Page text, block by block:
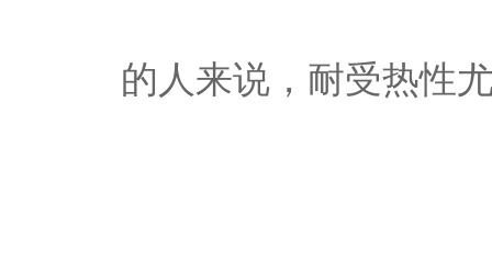
的人来说，耐受热性